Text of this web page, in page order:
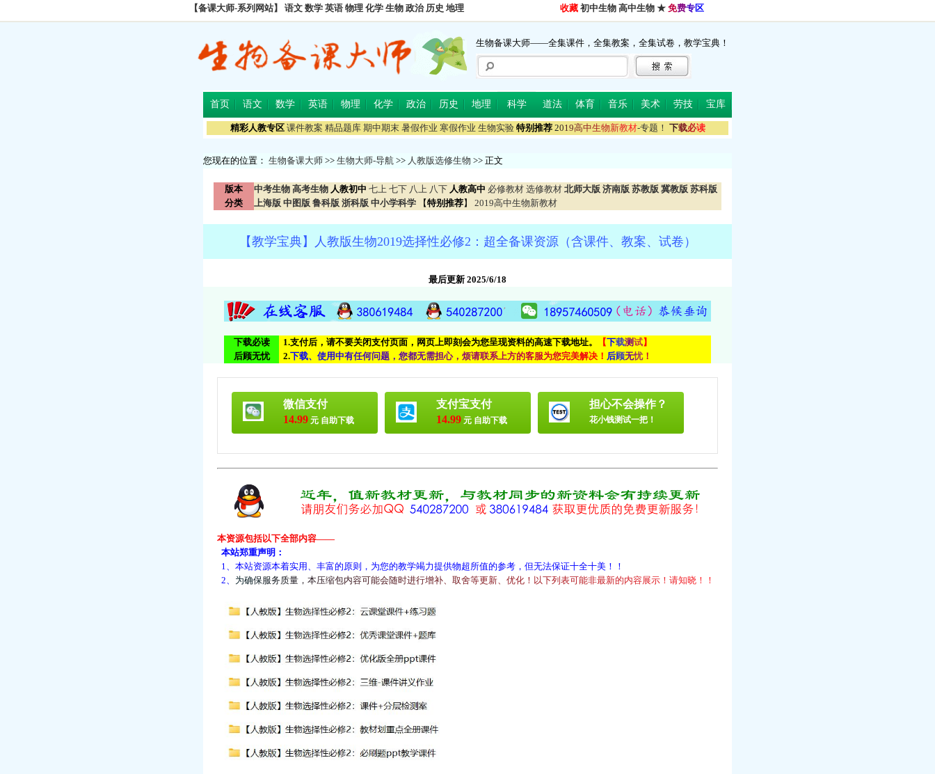
【备课大师-系列网站】 语文 数学 英语 物理 化学 生物 政治 历史 地理 收藏 初中生物 高中生物 ★ 免费专区
生物备课大师——全集课件，全集教案，全集试卷，教学宝典！
首页 语文 数学 英语 物理 化学 政治 历史 地理 科学 道法 体育 音乐 美术 劳技 宝库
精彩人教专区 课件教案 精品题库 期中期末 暑假作业 寒假作业 生物实验 特别推荐 2019高中生物新教材-专题！ 下载必读
您现在的位置： 生物备课大师 >> 生物大师-导航 >> 人教版选修生物 >> 正文
版本
分类
中考生物 高考生物 人教初中 七上 七下 八上 八下 人教高中 必修教材 选修教材 北师大版 济南版 苏教版 冀教版 苏科版
上海版 中图版 鲁科版 浙科版 中小学科学 【特别推荐】 2019高中生物新教材
【教学宝典】人教版生物2019选择性必修2：超全备课资源（含课件、教案、试卷）
最后更新 2025/6/18
下载必读
后顾无忧
1.支付后，请不要关闭支付页面，网页上即刻会为您呈现资料的高速下载地址。 【下载测试】
2.下载、 使用中有任何问题 ， 您都无需担心， 烦请联系上方的客服为您完美解决 ！ 后顾无忧！
微信支付
14.99 元 自助下载
支付宝支付
14.99 元 自助下载
担心不会操作？
花小钱测试一把！
本资源包括以下全部内容——
本站郑重声明：
1、本站资源本着实用、丰富的原则，为您的教学竭力提供物超所值的参考，但无法保证十全十美！！
2、 为确保服务质量 ， 本压缩包内容可能会随时进行增补、 取舍等更新、 优化 ！ 以下列 表可能非最新的内容展示 ！ 请知晓 ！ ！